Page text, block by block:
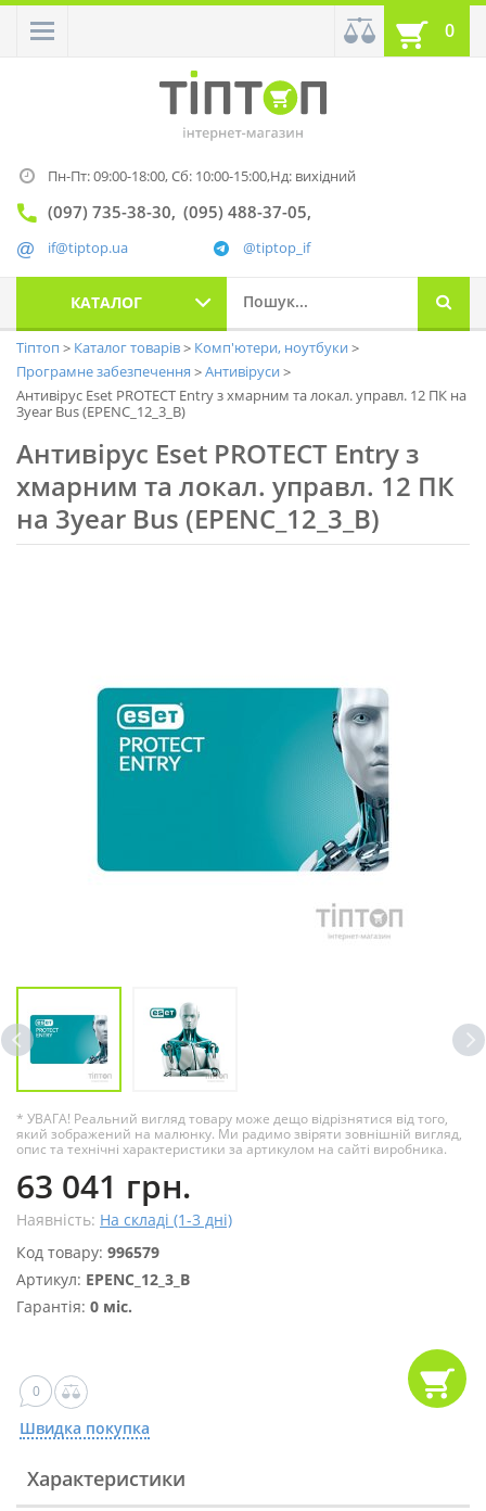
0
Пн-Пт: 09:00-18:00,Сб: 10:00-15:00,Нд: вихідний
(097) 735-38-30 (095) 488-37-05
@tiptop_if
if@tiptop.ua
КАТАЛОГ
Тіптоп Каталог товарів
Комп'ютери, ноутбуки
Програмне забезпечення
Антивіруси
Антивірус Eset PROTECT Entry з хмарним та локал. управл. 12 ПК на
3year Bus (EPENC_12_3_B)
Антивірус Eset PROTECT Entry з
хмарним та локал. управл. 12 ПК
на 3year Bus (EPENC_12_3_B)
* УВАГА! Реальний вигляд товару може дещо відрізнятися від того,
який зображений на малюнку. Ми радимо звіряти зовнішній вигляд,
опис та технічні характеристики за артикулом на сайті виробника.
63 041 грн.
Наявність: На складі (1-3 дні)
Код товару: 996579
Артикул: EPENC_12_3_B
Гарантія: 0 міс.
0
Швидка покупка
Характеристики